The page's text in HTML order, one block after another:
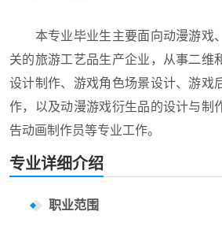
本专业毕业生主要面向动漫游戏
关的旅游工艺品生产企业，从事二维
设计制作、游戏角色场景设计、游戏
作，以及动漫游戏衍生品的设计与制
告动画制作员等专业工作。
专业详细介绍
职业范围